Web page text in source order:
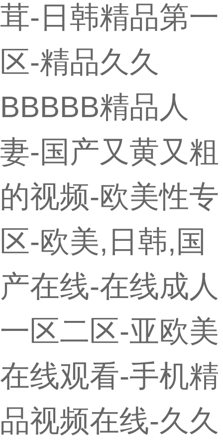
茸-日韩精品第一
区-精品久久
BBBBB精品人
妻-国产又黄又粗
的视频-欧美性专
区-欧美,日韩,国
产在线-在线成人
一区二区-亚欧美
在线观看-手机精
品视频在线-久久